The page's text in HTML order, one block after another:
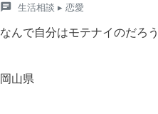
chat 生活相談 ▸ 恋愛
なんで自分はモテナイのだろう
岡山県